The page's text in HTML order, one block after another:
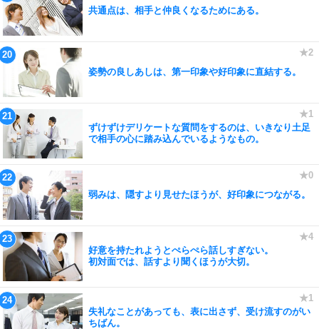
共通点は、相手と仲良くなるためにある。
姿勢の良しあしは、第一印象や好印象に直結する。
ずけずけデリケートな質問をするのは、いきなり土足
で相手の心に踏み込んでいるようなもの。
弱みは、隠すより見せたほうが、好印象につながる。
好意を持たれようとぺらぺら話しすぎない。
初対面では、話すより聞くほうが大切。
失礼なことがあっても、表に出さず、受け流すのがい
ちばん。